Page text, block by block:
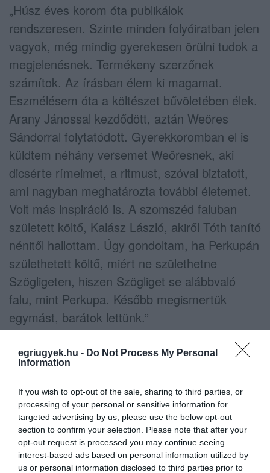
egriugyek.hu - Do Not Process My Personal
Information
If you wish to opt-out of the sale, sharing to third parties, or
processing of your personal or sensitive information for
targeted advertising by us, please use the below opt-out
section to confirm your selection. Please note that after your
opt-out request is processed you may continue seeing
interest-based ads based on personal information utilized by
us or personal information disclosed to third parties prior to
„Húsz éves korom óta publikálok
rendszeresen. Szinte minden folyóiratban jelen
vagyok, még mindig gyerekesen örülni tudok a
megjelenésnek. Termékeny szerzőnek
számítok. Az írásban élem ki magamat.
Eszmélésem óta a költészet bűvöletében élek.
Arany Jánossal kezdődött, aztán Weöres
Sándorral folytatódott. Gyerekkoromban el is
küldtem néhány versemet Weöresnek, aki
dicsérte rímeimet, a ritmust, szóval biztatott,
ami nagyban meghatározta további életemet.
Volt más inspiráció is. A szomszéd faluban
született költő, Kalász László, akiről Tóth tanító
nénitől hallottam. Úgy gondoltam, ha Perkupán
születhetett költő, miért ne születhetne
Szögligeten, hiszen Szögliget se alábbvaló
falu, mint Perkupa. Később megismertük
egymást, barátok lettünk.”
(Fecske Csaba)
Kultúrszalon
Vendégeink: Fábián Janka író és Váczi Eszter
jazzénekesnő